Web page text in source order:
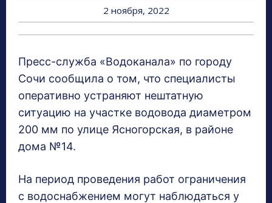
2 ноября, 2022
Пресс-служба «Водоканала» по городу
Сочи сообщила о том, что специалисты
оперативно устраняют нештатную
ситуацию на участке водовода диаметром
200 мм по улице Ясногорская, в районе
дома №14.
На период проведения работ ограничения
с водоснабжением могут наблюдаться у